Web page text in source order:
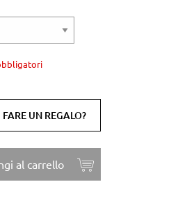
UN REGALO?
al carrello